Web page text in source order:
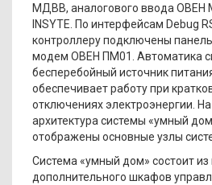
МДВВ, аналогового ввода ОВЕН
INSYTE. По интерфейсам Debug
контроллеру подключены
модем ОВЕН ПМ01. Автоматика
бесперебойный источник
обеспечивает работу при
отключениях электроэнергии.
архитектура системы «умный
отображены основные узлы
Система «умный дом» состоит из
дополнительного шкафов